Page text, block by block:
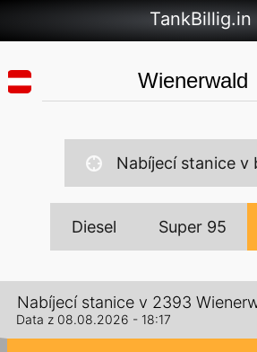
TankBillig.in
Nabíjecí stanice v
Diesel Super 95
Nabíjecí stanice v 2393
Data z 08.08.2026 - 18:17